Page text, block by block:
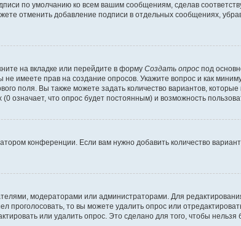
по умолчанию ко всем вашим сообщениям, сделав
отменить добавление подписи в отдельных сообщениях,
на вкладке или перейдите в форму Создать опрос под
имеете прав на создание опросов. Укажите вопрос и как
поля. Вы также можете задать количество вариантов,
что опрос будет постоянным) и возможность
конференции. Если вам нужно добавить количество
модераторами или администраторами. Для
проголосовать, то вы можете удалить опрос или
или удалить опрос. Это сделано для того, чтобы